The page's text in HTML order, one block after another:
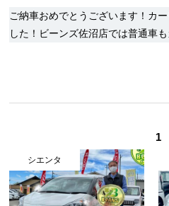
ご納車おめでとうございます！カ
した！ビーンズ佐沼店では普通車
1
シエンタ